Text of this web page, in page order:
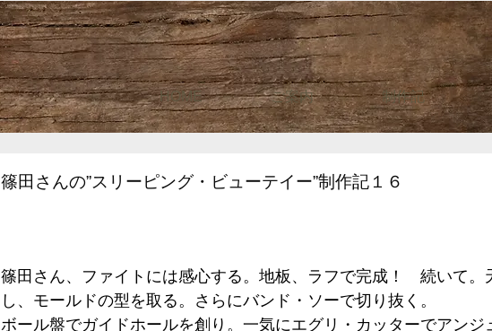
HOME ご案内 制作記
篠田さんの”スリーピング・ビューテイー”制作記１６
篠田さん、ファイトには感心する。地板、ラフで完成！　続いて。
し、モールドの型を取る。さらにバンド・ソーで切り抜く。
ボール盤でガイドホールを創り。一気にエグリ・カッターでアンジ